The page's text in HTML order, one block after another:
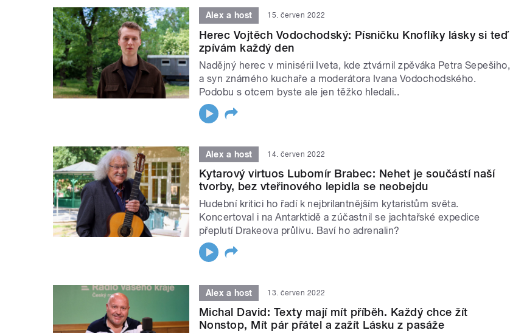
Alex a host 15. červen 2022
Herec Vojtěch Vodochodský: Písničku Knoflíky lásky si teď
zpívám každý den
Nadějný herec v minisérii Iveta, kde ztvárnil zpěváka Petra Sepešiho,
a syn známého kuchaře a moderátora Ivana Vodochodského.
Podobu s otcem byste ale jen těžko hledali..
Alex a host 14. červen 2022
Kytarový virtuos Lubomír Brabec: Nehet je součástí naší
tvorby, bez vteřinového lepidla se neobejdu
Hudební kritici ho řadí k nejbrilantnějším kytaristům světa.
Koncertoval i na Antarktidě a zúčastnil se jachtařské expedice
přeplutí Drakeova průlivu. Baví ho adrenalin?
Alex a host 13. červen 2022
Michal David: Texty mají mít příběh. Každý chce žít
Nonstop, Mít pár přátel a zažít Lásku z pasáže